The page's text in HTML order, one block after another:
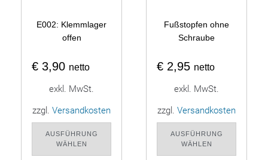
E002: Klemmlager
offen
€ 3,90 netto
exkl. MwSt.
zzgl. Versandkosten
AUSFÜHRUNG
WÄHLEN
Fußstopfen ohne
Schraube
€ 2,95 netto
exkl. MwSt.
zzgl. Versandkosten
AUSFÜHRUNG
WÄHLEN